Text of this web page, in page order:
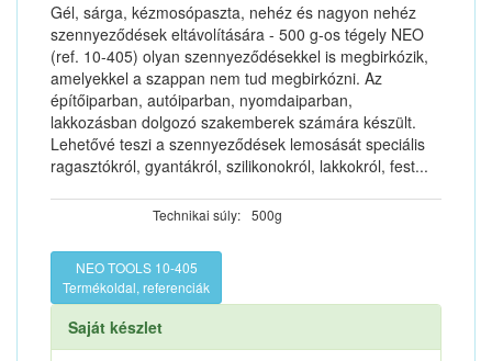
Gél, sárga, kézmosópaszta, nehéz és nagyon nehéz
szennyeződések eltávolítására - 500 g-os tégely NEO
(ref. 10-405) olyan szennyeződésekkel is megbirkózik,
amelyekkel a szappan nem tud megbirkózni. Az
építőiparban, autóiparban, nyomdaiparban,
lakkozásban dolgozó szakemberek számára készült.
Lehetővé teszi a szennyeződések lemosását speciális
ragasztókról, gyantákról, szilikonokról, lakkokról, fest...
Technikai súly: 500g
NEO TOOLS 10-405
Termékoldal, referenciák
Saját készlet